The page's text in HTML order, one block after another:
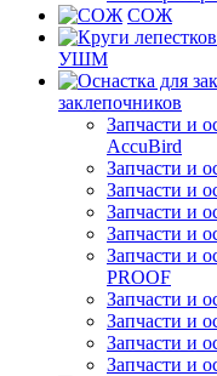
СОЖ
УШМ
заклепочников
Запчасти и
AccuBird
Запчасти и
Запчасти и
Запчасти и
Запчасти и
Запчасти и
PROOF
Запчасти и
Запчасти и
Запчасти и
Запчасти и